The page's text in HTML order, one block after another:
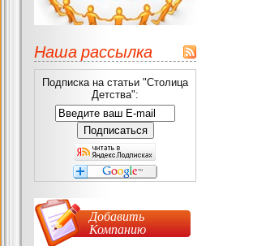
Наша рассылка
Подписка на статьи "Столица
Детства":
Добавить
Компанию